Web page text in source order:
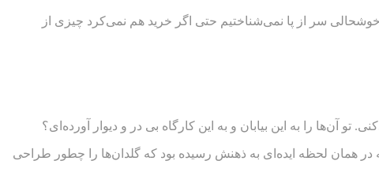
سر از پا نمی‌شناختیم حتی اگر خرید هم نمی‌کرد چیزی از
را به این بیابان و به این کارگاه بی در و دیوار آورده‌ای؟
همان لحظه ایده‌ای به ذهنش رسیده بود که گلدان‌ها را چطور طراحی